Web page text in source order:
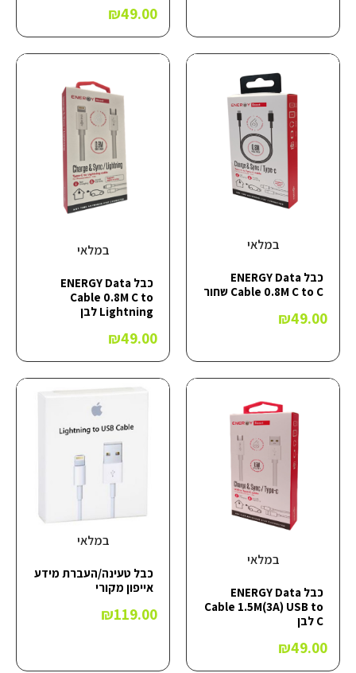
₪49.00
במלאי
כבל ENERGY Data
Cable 0.8M C to C שחור
₪49.00
במלאי
כבל ENERGY Data
Cable 0.8M C to
Lightning לבן
₪49.00
במלאי
כבל ENERGY Data
Cable 1.5M(3A) USB to
C לבן
₪49.00
במלאי
כבל טעינה/העברת מידע
אייפון מקורי
₪119.00